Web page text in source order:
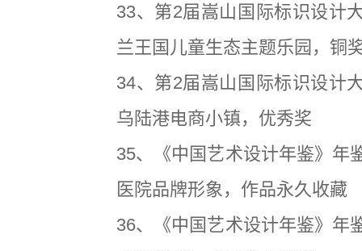
33、第2届嵩山国际标识设计
兰王国儿童生态主题乐园，铜
34、第2届嵩山国际标识设计
乌陆港电商小镇，优秀奖
35、《中国艺术设计年鉴》年
医院品牌形象，作品永久收藏
36、《中国艺术设计年鉴》年